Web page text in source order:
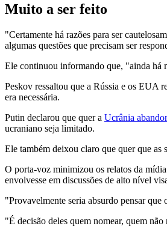
Muito a ser feito
"Certamente há razões para ser
algumas questões que precisam ser
Ele continuou informando que, "ainda há
Peskov ressaltou que a Rússia e os EUA
era necessária.
Putin declarou que quer a Ucrânia
ucraniano seja limitado.
Ele também deixou claro que quer que as
O porta-voz minimizou os relatos da
envolvesse em discussões de alto nível
"Provavelmente seria absurdo pensar
"É decisão deles quem nomear, quem